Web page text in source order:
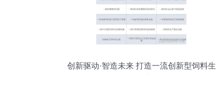
创新驱动·智造未来 打造一流创新型饲料生